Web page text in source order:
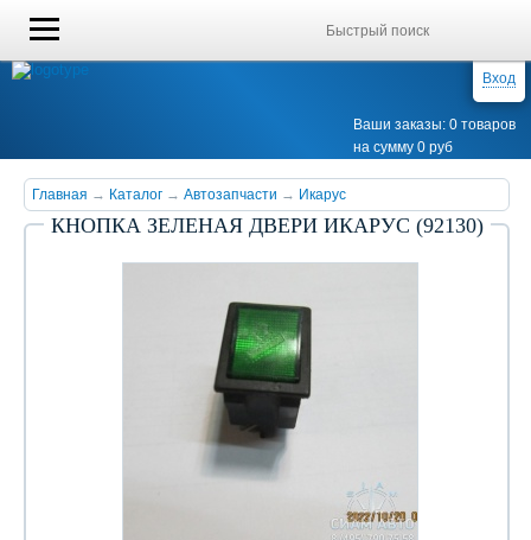
Вход
Ваши заказы: 0 товаров
на сумму 0 руб
Главная → Каталог → Автозапчасти → Икарус
КНОПКА ЗЕЛЕНАЯ ДВЕРИ ИКАРУС (92130)